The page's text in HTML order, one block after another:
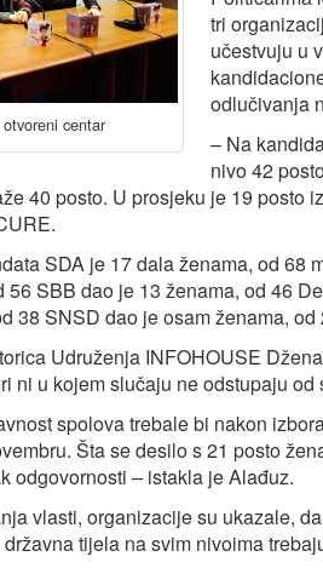
centar
tri
učestvuju u
odlučivanja
– Na
nivo 42
40 posto. U prosjeku je 19 posto
SDA je 17 dala ženama, od 68
56 SBB dao je 13 ženama, od 46
38 SNSD dao je osam ženama,
Udruženja INFOHOUSE
ni u kojem slučaju ne odstupaju od
spolova trebale bi nakon
Šta se desilo s 21 posto
odgovornosti – istakla je Alađuz.
vlasti, organizacije su ukazale,
tijela na svim nivoima